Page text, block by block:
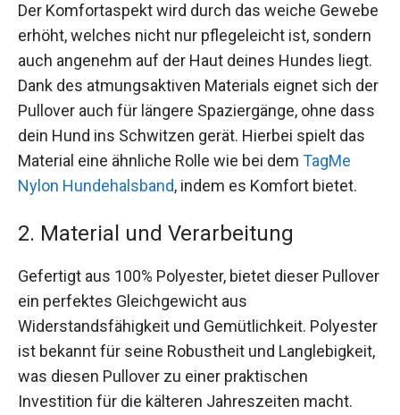
Der Komfortaspekt wird durch das weiche Gewebe
erhöht, welches nicht nur pflegeleicht ist, sondern
auch angenehm auf der Haut deines Hundes liegt.
Dank des atmungsaktiven Materials eignet sich der
Pullover auch für längere Spaziergänge, ohne dass
dein Hund ins Schwitzen gerät. Hierbei spielt das
Material eine ähnliche Rolle wie bei dem TagMe
Nylon Hundehalsband, indem es Komfort bietet.
2. Material und Verarbeitung
Gefertigt aus 100% Polyester, bietet dieser Pullover
ein perfektes Gleichgewicht aus
Widerstandsfähigkeit und Gemütlichkeit. Polyester
ist bekannt für seine Robustheit und Langlebigkeit,
was diesen Pullover zu einer praktischen
Investition für die kälteren Jahreszeiten macht.